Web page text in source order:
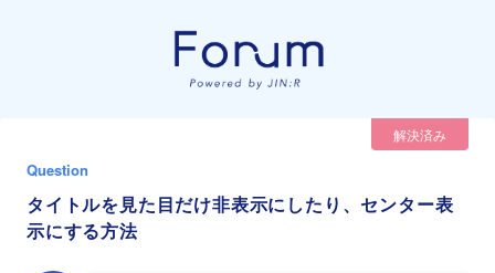
解決済み
Question
タイトルを見た目だけ非表示にしたり、センター表
示にする方法